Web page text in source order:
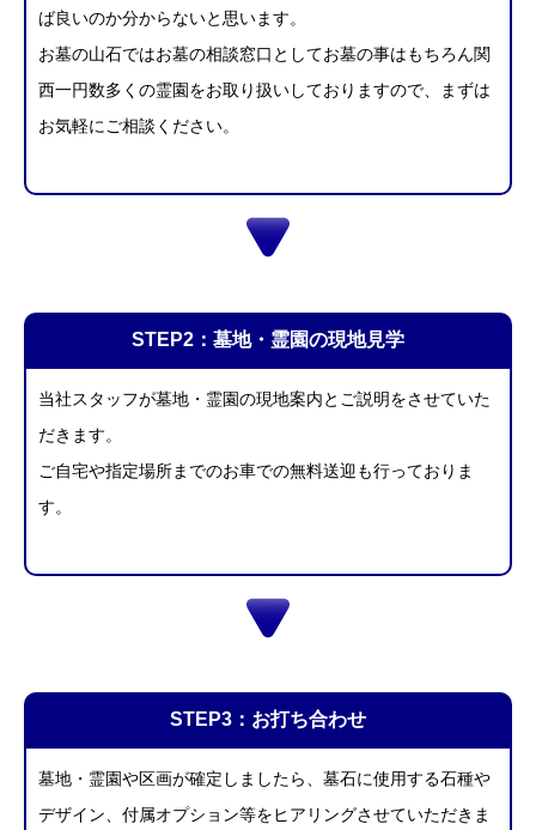
ば良いのか分からないと思います。
お墓の山石ではお墓の相談窓口としてお墓の事はもちろん関
西一円数多くの霊園をお取り扱いしておりますので、まずは
お気軽にご相談ください。
STEP2： 墓地・霊園の現地見学
当社スタッフが墓地・霊園の現地案内とご説明をさせていた
だきます。
ご自宅や指定場所までのお車での無料送迎も行っておりま
す。
STEP3：お打ち合わせ
墓地・霊園や区画が確定しましたら、墓石に使用する石種や
デザイン、付属オプション等をヒアリングさせていただきま